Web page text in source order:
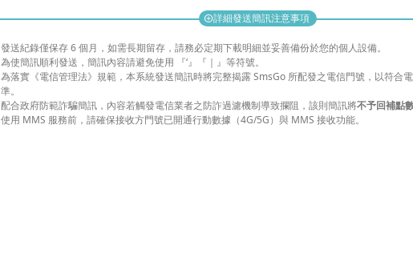
add_circle詳細發送簡訊注意事項
發送紀錄僅保存 6 個月，如需長期留存，請務必定期下載明細並妥善備份於您的個人設備。
為使簡訊順利發送，簡訊內容請避免使用 『‘』『｜』等符號。
為落實《電信管理法》規範，本系統發送簡訊時將完整揭露 SmsGo 所配發之電信門號，以符合
準。
配合政府防範詐騙簡訊，內容若觸發電信業者之防詐過濾機制導致攔阻，該則簡訊將不予回補點
使用 MMS 服務前，請確保接收方門號已開通行動數據（4G/5G）與 MMS 接收功能。